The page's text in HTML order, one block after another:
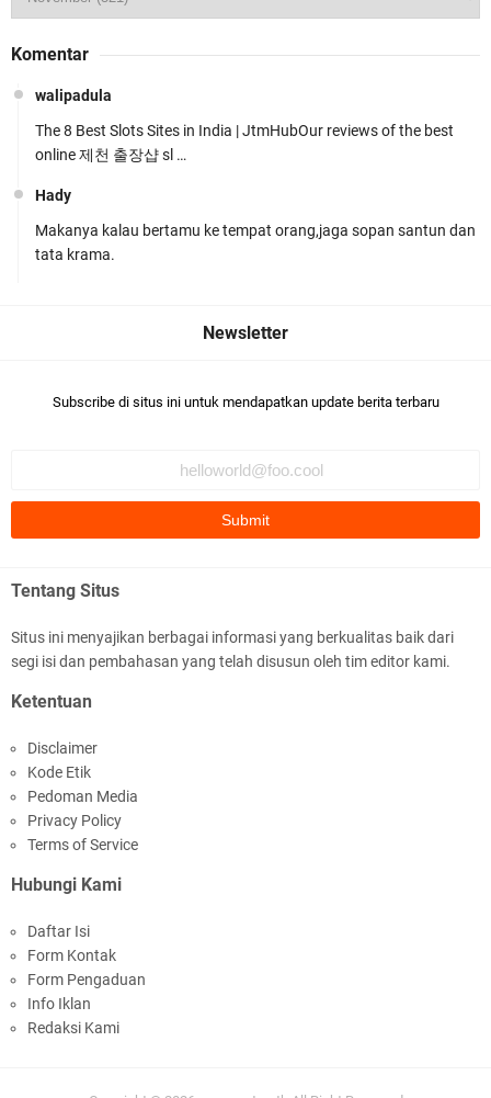
Rosyadi, S.H. Siap Melanjukan
Ditlantas Polda NTB Edukasi Tertib Berlalu di
Polda NTB Apresiasi BKTM Lelede Sampaikan
Pesan Kamtibmas
Darah Jelang HUT RI_ Ke 81
Komentar
walipadula
The 8 Best Slots Sites in India | JtmHubOur reviews of the best
online 제천 출장샵 sl …
Hady
Makanya kalau bertamu ke tempat orang,jaga sopan santun dan
tata krama.
Subscribe di situs ini untuk mendapatkan update berita terbaru
Tentang Situs
Situs ini menyajikan berbagai informasi yang berkualitas baik dari
segi isi dan pembahasan yang telah disusun oleh tim editor kami.
Ketentuan
Disclaimer
Kode Etik
Pedoman Media
Privacy Policy
Terms of Service
Hubungi Kami
Daftar Isi
Form Kontak
Form Pengaduan
Info Iklan
Redaksi Kami